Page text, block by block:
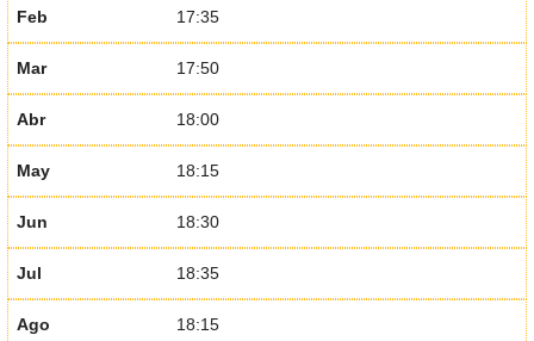
Feb 17:35
Mar 17:50
Abr 18:00
May 18:15
Jun 18:30
Jul 18:35
Ago 18:15